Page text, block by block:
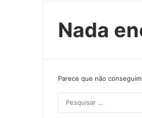
Nada
Parece que não